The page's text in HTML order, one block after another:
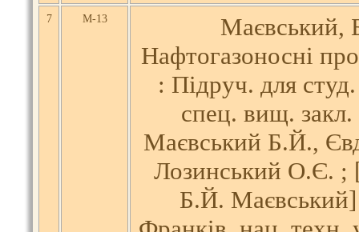
7 М-13
Маєвський,
Нафтогазоносні
: Підруч. для
спец. вищ. закл.
Маєвський Б.Й.,
Лозинський О.Є. ;
Б.Й. Маєвський]